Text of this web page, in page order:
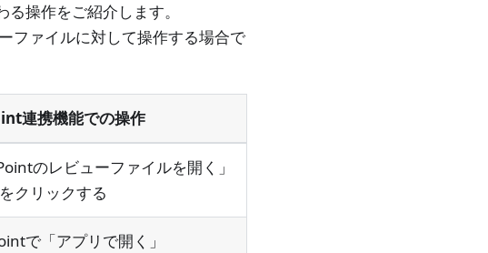
操作をご紹介します。
ファイルに対して操作する場合で
連携機能での操作
のレビューファイルを開く」
クリックする
で「アプリで開く」